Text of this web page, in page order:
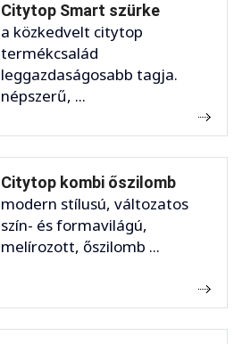
Citytop Smart szürke
a közkedvelt citytop
termékcsalád
leggazdaságosabb tagja.
népszerű, ...
Citytop kombi őszilomb
modern stílusú, változatos
szín- és formavilágú,
melírozott, őszilomb ...